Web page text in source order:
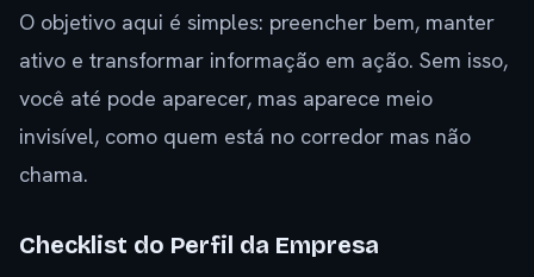
O objetivo aqui é simples: preencher bem, manter
ativo e transformar informação em ação. Sem isso,
você até pode aparecer, mas aparece meio
invisível, como quem está no corredor mas não
chama.
Checklist do Perfil da Empresa